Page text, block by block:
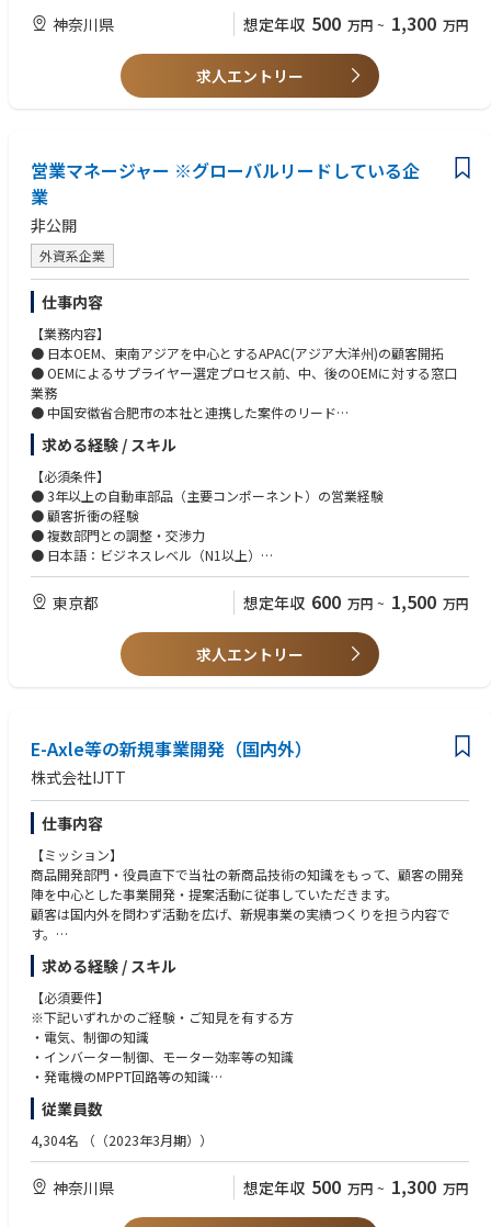
・またeVTOLという新たな空のモビリティは、今のモビリティ社会を大き
・国内外の関係者と企画段階からお客様目線を徹底した開発、ならびに事
門領域を深めるだけでなく、多角的な視点でモノゴトを進める目利き力や
企画立案力の更なる向上も望めます。
＜PR＞
トヨタ初となる航空機部品のモノづくりから、機体生産へ！
Joby社との協業を通じて、空の安全・安心を確保するための高い品質基
準、厳格なマネジメントシステムの実現に挑戦しています。
参考：Joby Aviationとトヨタ、空のモビリティの実現に向けた挑戦を加速
参考：空飛ぶクルマ、協業深化にトップの絆 Joby機日本初飛行
神奈川県 想定年収 500 万円 ~ 1,300 万円
求人エントリー
営業マネージャー ※グローバルリードしている企
業
非公開
外資系企業
仕事内容
【業務内容】
● 日本OEM、東南アジアを中心とするAPAC(アジア大洋州)の顧客開拓
● OEMによるサプライヤー選定プロセス前、中、後のOEMに対する窓口
業務
● 中国安徽省合肥市の本社と連携した案件のリード
● 既存案件の採算管理、出入金管理
● 担当領域における目標設定と管理
【ポジションの魅力】
中国国内での中国国営OEM、新興OEM、日欧を中心とする外資系OEMとの
関係に基づく圧倒的な存在感をテコに、日本市場、東南アジア市場の開拓
を行っていく機会は滅多にないものであり、チャレンジしがいのあるもの
本、東南アジアの自動車産業のEV化、同地域の脱炭素化への貢献という社
会的な達成感も得られるものと思います。
パリ協定に端を発する世界的な脱炭素化政策の推進、それに伴うモビリテ
と思われます。当社は本社のある中国市場を中心に広く内外の顧客を持
ち、一部の日本OEMにもその名を認知されています。日本のOEMからは品
質と価格競争力のあるモーター・インバーターといった主要部品サプライ
ヤーの一社としての弊社に対する期待は高く、また、ホワイトボディの製
造設備、バッテリーパックの製造設備といったサプライヤーとしての機能
に対しても着目されています。
求める経験 / スキル
【必須条件】
● 3年以上の自動車部品（主要コンポーネント）の営業経験
● 顧客折衝の経験
● 複数部門との調整・交渉力
● 日本語：ビジネスレベル（N1以上）
● 英語または中国語：ビジネスレベル
● 自動車産業の脱炭素化への高い意識を持っていること
モーター・インバーター・ギアボックスに関する知識
ソフトウェアまたはハードウェア開発に関する基礎知識
東京都 想定年収 600 万円 ~ 1,500 万円
求人エントリー
E-Axle等の新規事業開発（国内外）
株式会社IJTT
仕事内容
【ミッション】
商品開発部門・役員直下で当社の新商品技術の知識をもって、顧客の開発
陣を中心とした事業開発・提案活動に従事していただきます。
顧客は国内外を問わず活動を広げ、新規事業の実績つくりを担う内容で
す。
【詳細】
・技術提案
・新規事業開発
・企業深耕、企業開拓
・顧客折衝、営業活動
・トップアプローチ 等
求める経験 / スキル
【必須要件】
※下記いずれかのご経験・ご知見を有する方
・電気、制御の知識
・インバーター制御、モーター効率等の知識
・発電機のMPPT回路等の知識
・市場調査マーケテイングにおける幅広い行動力
・ビジネスレベルでの英語実務経験
・電動化商品eAXLE等の設計実務経験
・自動車動力伝達系の設計実務経験
従業員数
4,304名 （（2023年3月期））
神奈川県 想定年収 500 万円 ~ 1,300 万円